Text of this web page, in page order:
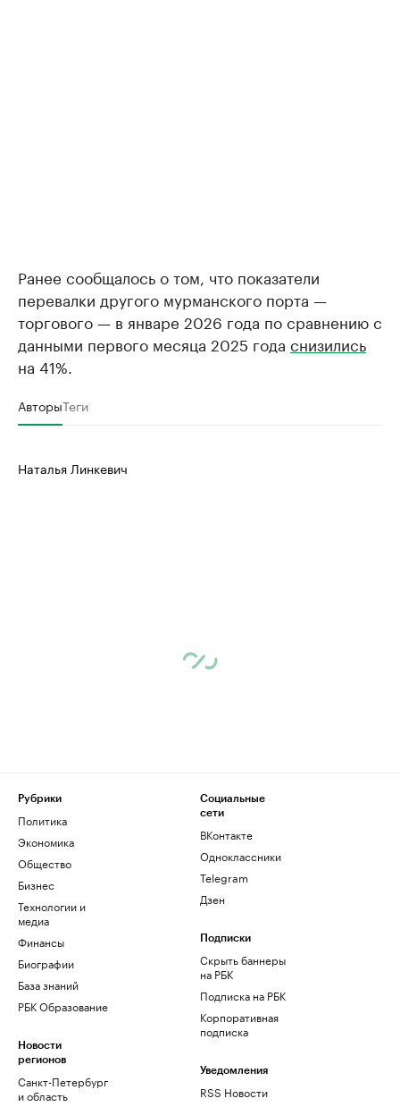
Ранее сообщалось о том, что показатели
перевалки другого мурманского порта —
торгового — в январе 2026 года по сравнению с
данными первого месяца 2025 года снизились
на 41%.
АвторыТеги
Наталья Линкевич
Рубрики
Политика
Экономика
Общество
Бизнес
Технологии и
медиа
Финансы
Биографии
База знаний
РБК Образование
Новости
регионов
Санкт-Петербург
и область
Социальные
сети
ВКонтакте
Одноклассники
Telegram
Дзен
Подписки
Скрыть баннеры
на РБК
Подписка на РБК
Корпоративная
подписка
Уведомления
RSS Новости